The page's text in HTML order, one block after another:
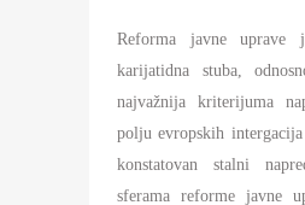
Reforma javne
karijatidna stuba,
najvažnija kriterijuma
polju evropskih
konstatovan stalni
sferama reforme javne